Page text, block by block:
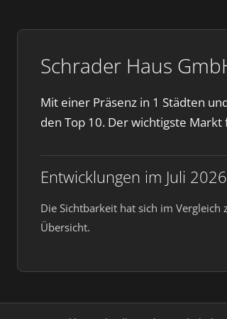
Schrader Haus
Mit einer Präsenz in 1 Städten
den Top 10. Der wichtigste
Entwicklungen im Juli 2026
Die Sichtbarkeit hat sich im
Übersicht.